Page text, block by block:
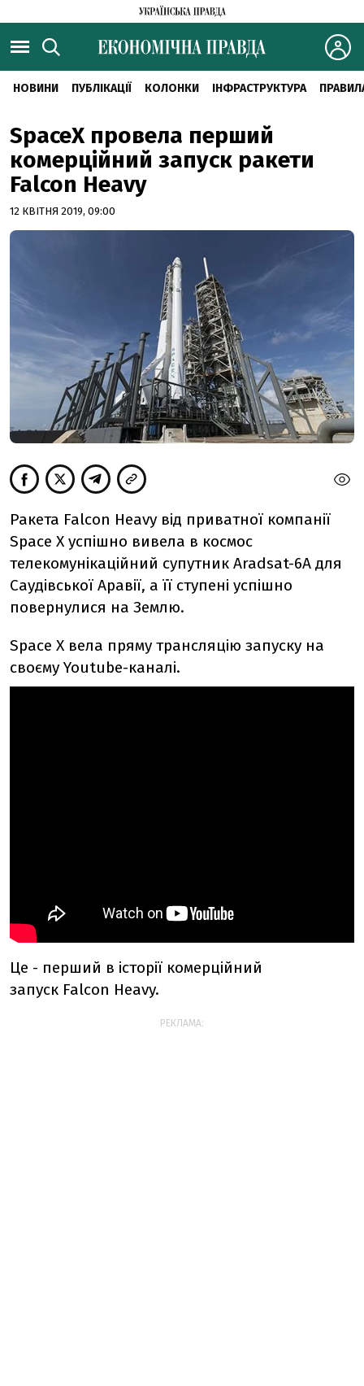
НОВИНИ ПУБЛІКАЦІЇ КОЛОНКИ ІНФРАСТРУКТУРА
SpaceX провела перший
комерційний запуск ракети
Falcon Heavy
12 КВІТНЯ 2019, 09:00
Ракета Falcon Heavy від приватної компанії
Space X успішно вивела в космос
телекомунікаційний супутник Aradsat-6A для
Саудівської Аравії, а її ступені успішно
повернулися на Землю.
Space X вела пряму трансляцію запуску на
своєму Youtube-каналі.
Це - перший в історії комерційний
запуск Falcon Heavy.
РЕКЛАМА: